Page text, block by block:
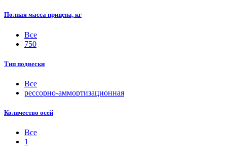
Полная масса прицепа, кг
Все
750
Тип подвески
Все
рессорно-аммортизационная
Количество осей
Все
1